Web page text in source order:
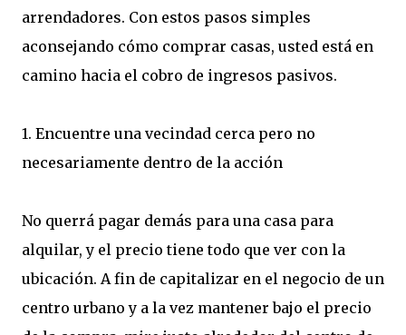
arrendadores. Con estos pasos simples
aconsejando cómo comprar casas, usted está en
camino hacia el cobro de ingresos pasivos.
1. Encuentre una vecindad cerca pero no
necesariamente dentro de la acción
No querrá pagar demás para una casa para
alquilar, y el precio tiene todo que ver con la
ubicación. A fin de capitalizar en el negocio de un
centro urbano y a la vez mantener bajo el precio